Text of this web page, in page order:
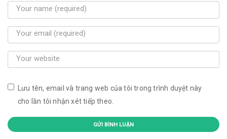
Lưu tên, email và trang web của tôi trong trình duyệt này
cho lần tôi nhận xét tiếp theo.